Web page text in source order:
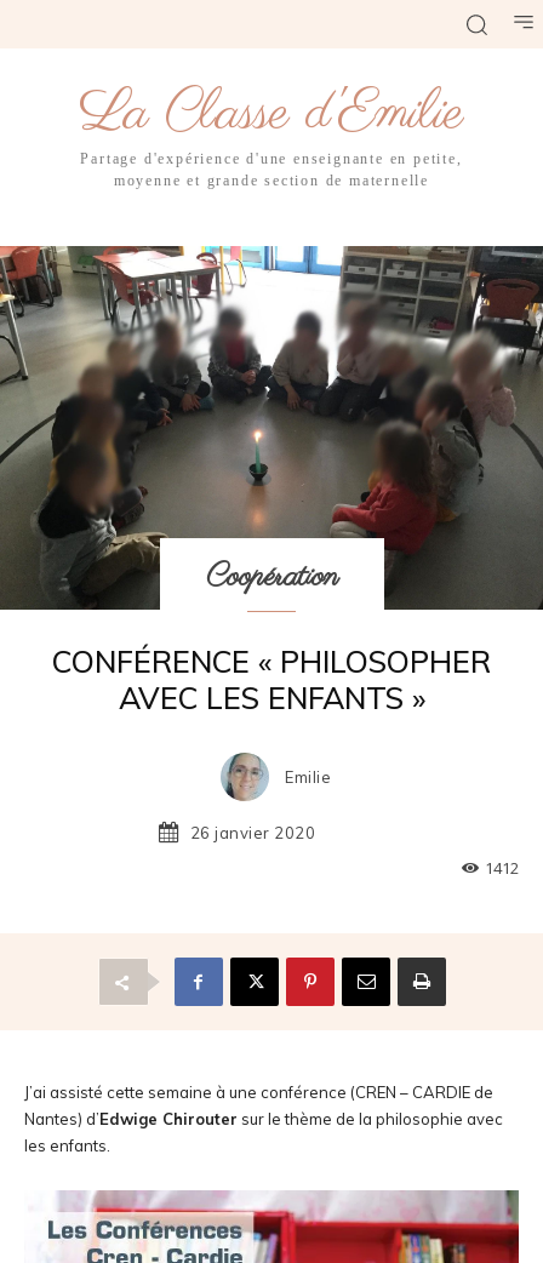
La Classe d'Emilie
Partage d'expérience d'une enseignante en petite,
moyenne et grande section de maternelle
Coopération
CONFÉRENCE « PHILOSOPHER
AVEC LES ENFANTS »
Emilie
1412
26 janvier 2020
J’ai assisté cette semaine à une conférence (CREN – CARDIE de
Nantes) d’Edwige Chirouter sur le thème de la philosophie avec
les enfants.